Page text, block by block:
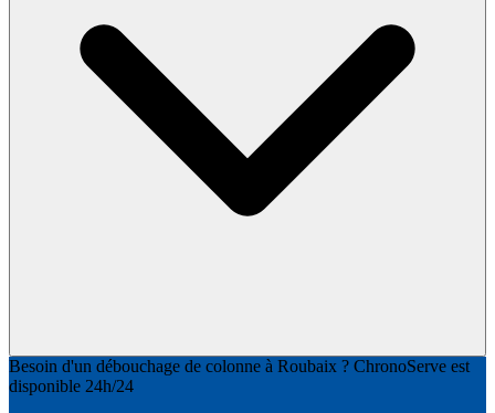
Besoin d'un débouchage de colonne à Roubaix ? ChronoServe est
disponible 24h/24